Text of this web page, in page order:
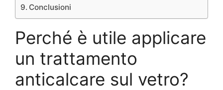
Conclusioni
Perché è utile applicare
un trattamento
anticalcare sul vetro?